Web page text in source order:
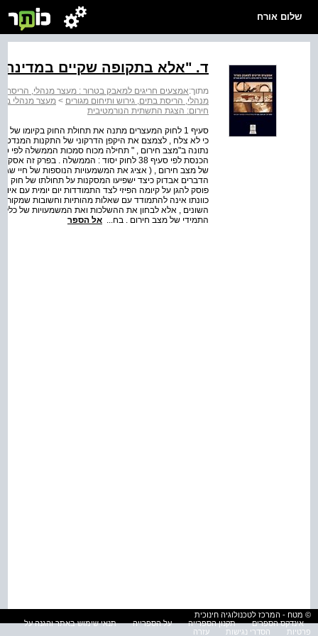
שלום אורח
ד. "אלא בתקופה שקיים
מתוך:אמצעים חריגים למאבק בטרור : מעצר מנהלי, הריסת
מנהלי, הריסת בתים, גירוש ותיחום מגורים > מעצר מנהלי
חירום: הצגת התשתית הנורמטיבית
סעיף 1 לחוק המעצרים מתנה את תחולת החוק בקיומו של
כי לא צלח , לצמצם את היקפן הדרקוני של התקנות
הכנסת לפי סעיף 38 לחוק יסוד : הממשלה .
של מצב חירום , ( אציג את המשמעויות הנוספות של חיי
הדברים אבדוק כיצד ישפיעו המסקנות על תחולתו של חוק
פוסק להגן על קיומה הפיזי לצד התמודדות יום יומית עם
כוונתו אינה להתמודד עם שאלות מהותיות וחשובות שמקורן
השונים , אלא לבחון את ההשלכות ואת המשמעויות של
התמידי של מצב חירום . בח... אל הספר
© מטח - המרכז לטכנולוגיה חינוכית
אינדקס הספרים
תקנון הספרייה על הספרייה
תנאי שימוש באתר והגנה על
פרטיות
הסדרי נגישות עזרה